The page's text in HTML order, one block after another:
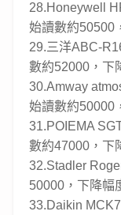
28.Honeywell
始讀數約50500
29.三洋ABC-
數約52000，下
30.Amway
始讀數約50000
31.POIEMA
數約47000，下
32.Stadler
50000，下降幅
33.Daikin